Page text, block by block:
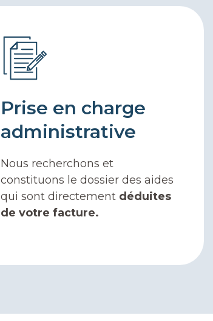
Prise en charge
administrative
Nous recherchons et
constituons le dossier des aides
qui sont directement déduites
de votre facture.